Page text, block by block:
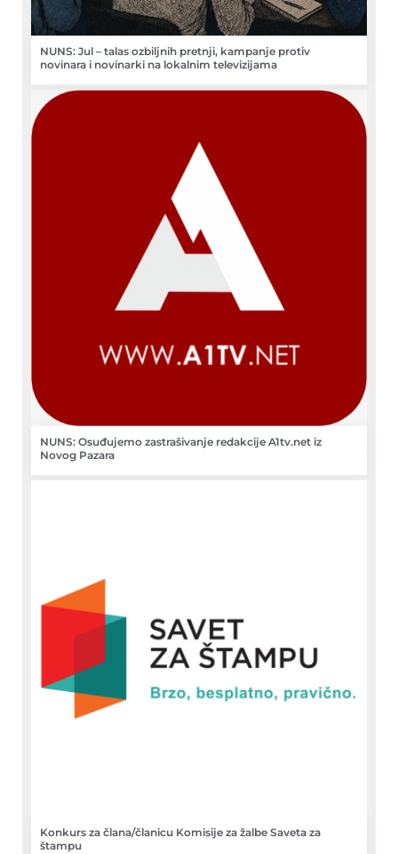
NUNS: Jul – talas ozbiljnih pretnji, kampanje protiv
novinara i novinarki na lokalnim televizijama
NUNS: Osuđujemo zastrašivanje redakcije A1tv.net iz
Novog Pazara
Konkurs za člana/članicu Komisije za žalbe Saveta za
štampu